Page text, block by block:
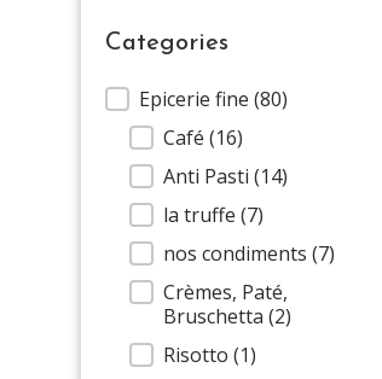
Categories
Categories
Epicerie fine(80)
Café(16)
Anti Pasti(14)
la truffe(7)
nos condiments(7)
Crèmes, Paté,
Bruschetta(2)
Risotto(1)